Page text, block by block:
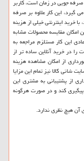
جویی در زمان است، کاربر
گیرد، این کار علاوه بر صرفه
خرید اینترنتی خیلی از هزینه
امکان مقایسه محصولات مشابه
این کار مستلزم مراجعه به
در خرید آنلاین ساده تر از
از امکان مشاهده هزینه
شانی کالا نیز تمام این مزایا
از پشتیبانی به مشتری این
پیگیری کند و در صورت هرگونه
آن هیچ نظری ندارد.